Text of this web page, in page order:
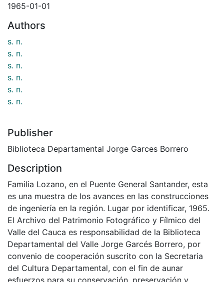
1965-01-01
Authors
s. n.
s. n.
s. n.
s. n.
s. n.
s. n.
Publisher
Biblioteca Departamental Jorge Garces Borrero
Description
Familia Lozano, en el Puente General Santander, esta
es una muestra de los avances en las construcciones
de ingeniería en la región. Lugar por identificar, 1965.
El Archivo del Patrimonio Fotográfico y Fílmico del
Valle del Cauca es responsabilidad de la Biblioteca
Departamental del Valle Jorge Garcés Borrero, por
convenio de cooperación suscrito con la Secretaria
del Cultura Departamental, con el fin de aunar
esfuerzos para su conservación, preservación y